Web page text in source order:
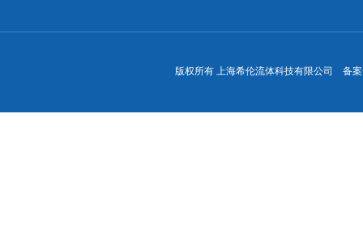
版权所有 上海希伦流体科技有限公司 备